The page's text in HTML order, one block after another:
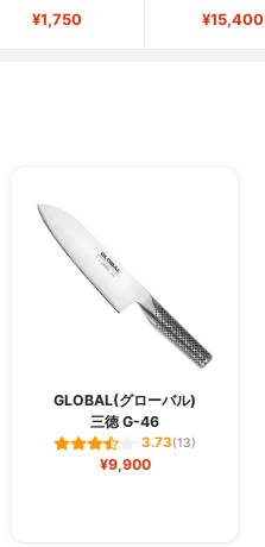
¥1,750 ¥15,400
GLOBAL(グローバル)
三徳 G-46
3.73(13)
¥9,900